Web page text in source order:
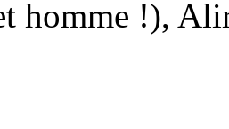
homme !),